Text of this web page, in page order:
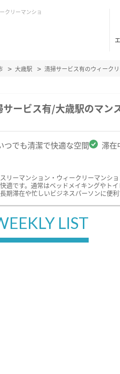
クリーマンショ
大歳駅 清掃サービス有のウィーク
サービス有/大歳駅のマン
つでも清潔で快適な空間 滞在
リーマンション・ウィークリーマンシ
適です。通常はベッドメイキングやト
期滞在や忙しいビジネスパーソンに便利
LIST